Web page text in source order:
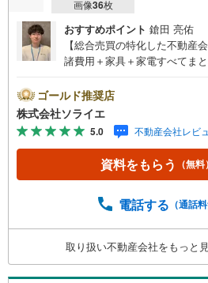
画像36枚
おすすめポイント 鎗田 亮佑
【総合売買の特化した不動産
諸費用＋家具＋家電すべてま
スピーディをモットーにお客
おり、営業マンの差を実感し
介されている物件も一緒にご
ーン（消費者金融系・車のロ
コン等の電化製品等）もお
きは現地待合せ＆現地解散
ください！売買・賃貸・売却
合わせ・ご来店お待ちしてお
ゴールド推奨店
株式会社ソライエ
5.0 不動産会社レビ
資料をもらう （無料）
電話する （通話
取り扱い不動産会社をもっと